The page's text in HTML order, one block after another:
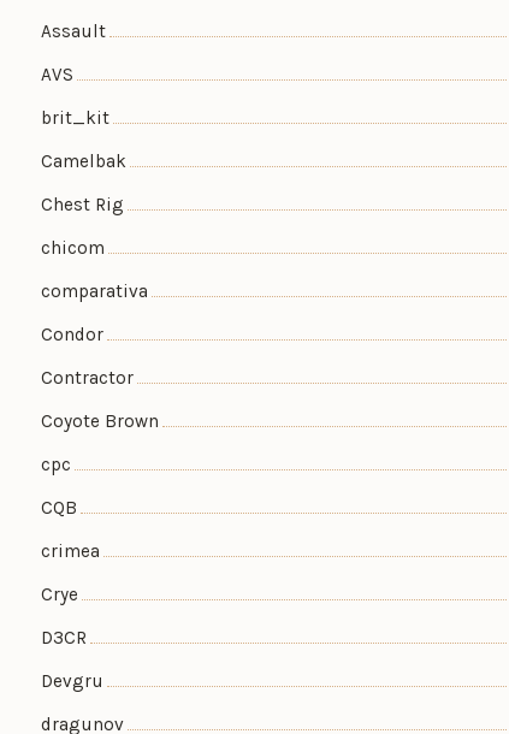
Assault
AVS
brit_kit
Camelbak
Chest Rig
chicom
comparativa
Condor
Contractor
Coyote Brown
cpc
CQB
crimea
Crye
D3CR
Devgru
dragunov